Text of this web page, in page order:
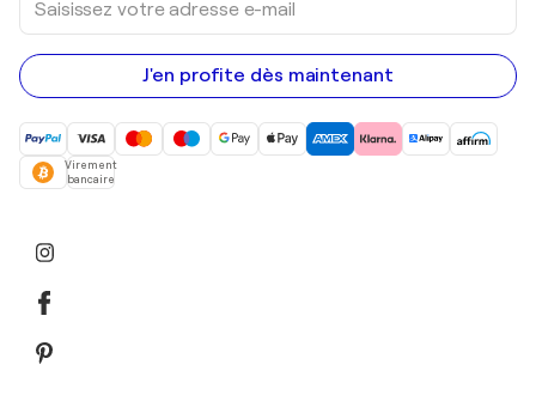
votre
adresse
e-
mail
J'en profite dès maintenant
Virement
bancaire